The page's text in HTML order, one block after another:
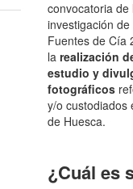
convocatoria
investigación
Fuentes de Cía
larealización
estudio y
fotográficos
y/o custodiados
de Huesca.
¿Cuál es